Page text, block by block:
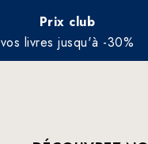
Prix club
vos livres jusqu'à -30%